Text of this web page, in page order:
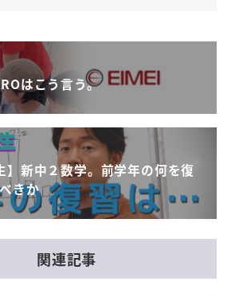
はこう言う。
】新中２数学。前学年の何を復
きか
関連記事